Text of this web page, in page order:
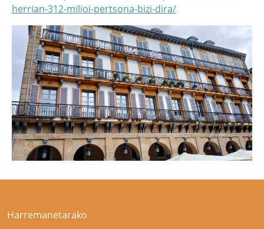
herrian-312-milioi-pertsona-bizi-dira/
Harremanetarako